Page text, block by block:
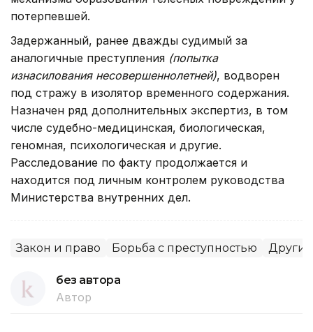
потерпевшей.
Задержанный, ранее дважды судимый за
аналогичные преступления (попытка
изнасилования несовершеннолетней), водворен
под стражу в изолятор временного содержания.
Назначен ряд дополнительных экспертиз, в том
числе судебно-медицинская, биологическая,
геномная, психологическая и другие.
Расследование по факту продолжается и
находится под личным контролем руководства
Министерства внутренних дел.
Закон и право Борьба с преступностью
без автора
Автор